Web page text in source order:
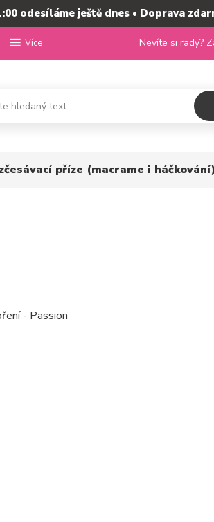
odesíláme ještě dnes • Doprava
Více Nevíte si rady?
příze (macrame i háčkování)